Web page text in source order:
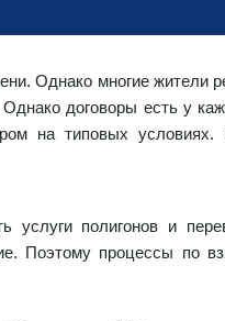
Однако многие жители
договоры есть у
на типовых
услуги полигонов и
Поэтому процессы по